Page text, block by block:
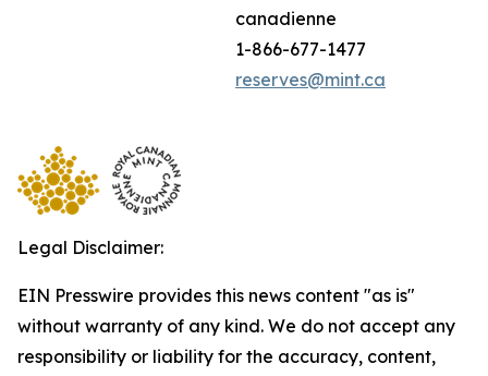
canadienne
1-866-677-1477
reserves@mint.ca
Legal Disclaimer:
EIN Presswire provides this news content "as is"
without warranty of any kind. We do not accept any
responsibility or liability for the accuracy, content,